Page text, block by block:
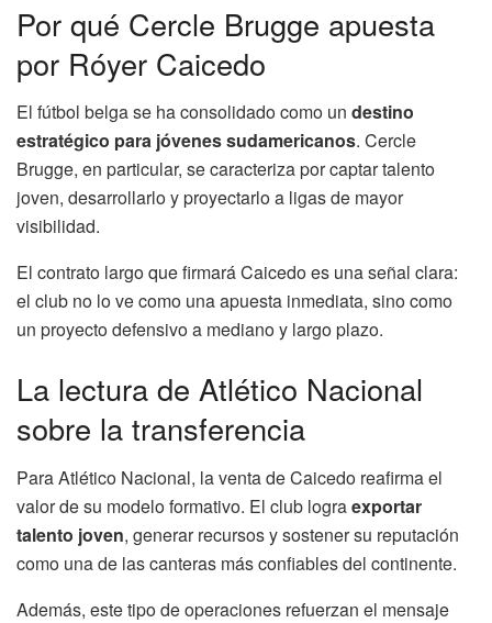
Por qué Cercle Brugge apuesta
por Róyer Caicedo
El fútbol belga se ha consolidado como un destino
estratégico para jóvenes sudamericanos. Cercle
Brugge, en particular, se caracteriza por captar talento
joven, desarrollarlo y proyectarlo a ligas de mayor
visibilidad.
El contrato largo que firmará Caicedo es una señal clara:
el club no lo ve como una apuesta inmediata, sino como
un proyecto defensivo a mediano y largo plazo.
La lectura de Atlético Nacional
sobre la transferencia
Para Atlético Nacional, la venta de Caicedo reafirma el
valor de su modelo formativo. El club lograexportar
talento joven, generar recursos y sostener su reputación
como una de las canteras más confiables del continente.
Además, este tipo de operaciones refuerzan el mensaje